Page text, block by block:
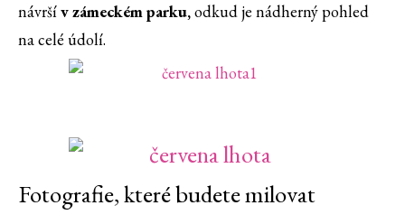
návršív zámeckém parku,odkud je nádherný pohled
na celé údolí.
Fotografie, které budete milovat